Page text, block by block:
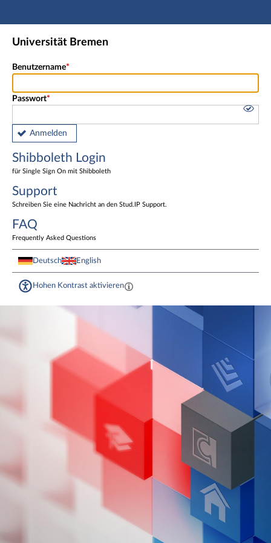
Hauptnavigation
Shibboleth Login
Universität Bremen
Benutzername
Passwort
Anmelden
Shibboleth Login
für Single Sign On mit Shibboleth
Support
Schreiben Sie eine Nachricht an den Stud.IP Support.
FAQ
Frequently Asked Questions
Deutsch English
Hohen Kontrast aktivieren